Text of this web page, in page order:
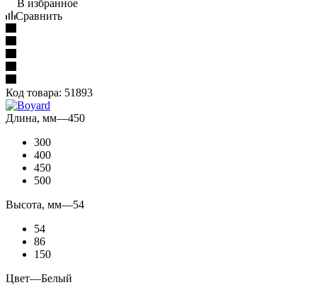
В избранное
Сравнить
Код товара: 51893
Длина, мм—450
300
400
450
500
Высота, мм—54
54
86
150
Цвет—Белый